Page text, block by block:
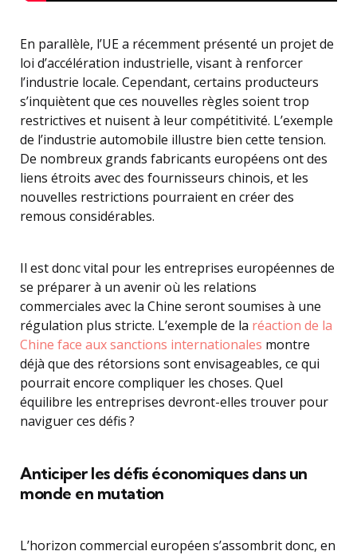
En parallèle, l’UE a récemment présenté un projet de
loi d’accélération industrielle, visant à renforcer
l’industrie locale. Cependant, certains producteurs
s’inquiètent que ces nouvelles règles soient trop
restrictives et nuisent à leur compétitivité. L’exemple
de l’industrie automobile illustre bien cette tension.
De nombreux grands fabricants européens ont des
liens étroits avec des fournisseurs chinois, et les
nouvelles restrictions pourraient en créer des
remous considérables.
Il est donc vital pour les entreprises européennes de
se préparer à un avenir où les relations
commerciales avec la Chine seront soumises à une
régulation plus stricte. L’exemple de la réaction de la
Chine face aux sanctions internationales montre
déjà que des rétorsions sont envisageables, ce qui
pourrait encore compliquer les choses. Quel
équilibre les entreprises devront-elles trouver pour
naviguer ces défis ?
Anticiper les défis économiques dans un
monde en mutation
L’horizon commercial européen s’assombrit donc, en